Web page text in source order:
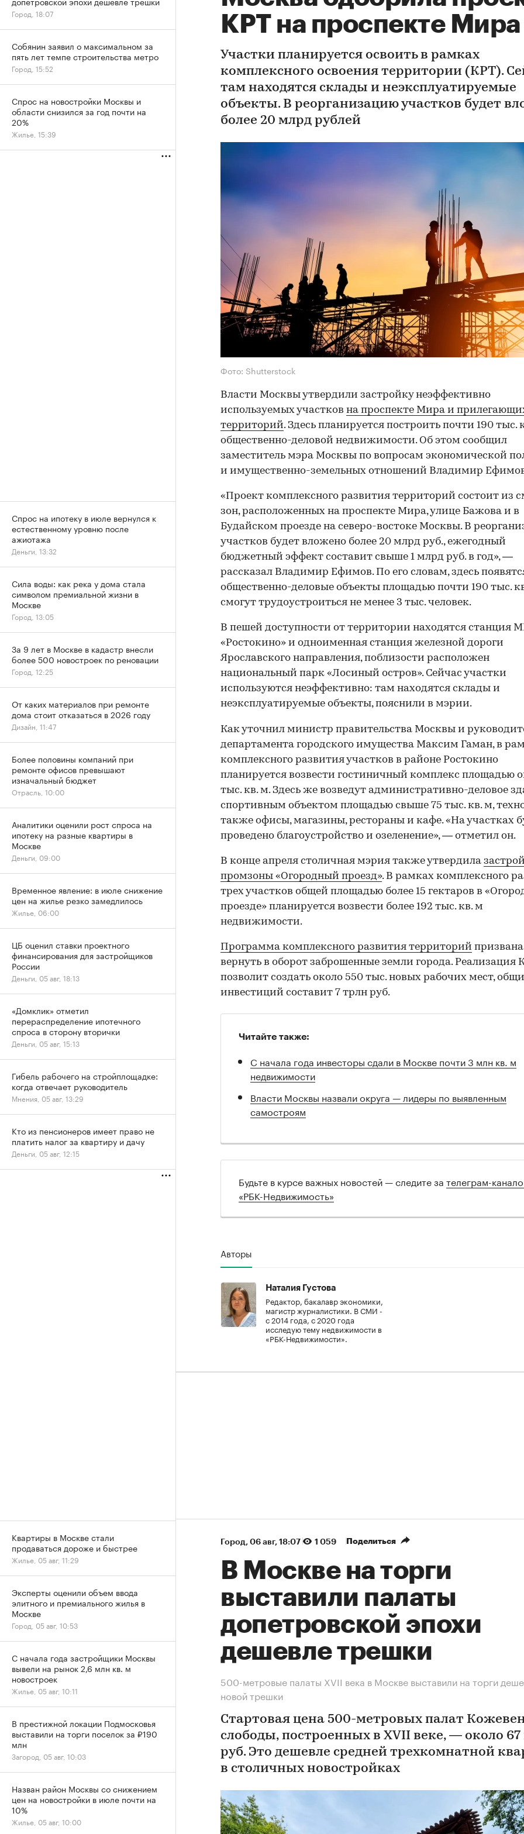
КРТ на проспекте Мира
Участки планируется освоить в рамках
комплексного освоения территории (КРТ).
там находятся склады и неэксплуатируемые
объекты. В реорганизацию участков будет
более 20 млрд рублей
Фото: Shutterstock
Власти Москвы утвердили застройку неэффективно
используемых участков на проспекте Мира и
территорий. Здесь планируется построить почти 190 тыс.
общественно-деловой недвижимости. Об этом сообщил
заместитель мэра Москвы по вопросам экономической
и имущественно-земельных отношений Владимир
«Проект комплексного развития территорий состоит из
зон, расположенных на проспекте Мира, улице Бажова и в
Будайском проезде на северо-востоке Москвы. В
участков будет вложено более 20 млрд руб., ежегодный
бюджетный эффект составит свыше 1 млрд руб. в год», —
рассказал Владимир Ефимов. По его словам, здесь
общественно-деловые объекты площадью почти 190 тыс.
смогут трудоустроиться не менее 3 тыс. человек.
В пешей доступности от территории находятся станция
«Ростокино» и одноименная станция железной дороги
Ярославского направления, поблизости расположен
национальный парк «Лосиный остров». Сейчас участки
используются неэффективно: там находятся склады и
неэксплуатируемые объекты, пояснили в мэрии.
Как уточнил министр правительства Москвы и
департамента городского имущества Максим Гаман, в
комплексного развития участков в районе Ростокино
планируется возвести гостиничный комплекс площадью
тыс. кв. м. Здесь же возведут административно-деловое
спортивным объектом площадью свыше 75 тыс. кв. м,
также офисы, магазины, рестораны и кафе. «На участках
проведено благоустройство и озеленение», — отметил он.
В конце апреля столичная мэрия также утвердила
промзоны «Огородный проезд». В рамках комплексного
трех участков общей площадью более 15 гектаров в
проезде» планируется возвести более 192 тыс. кв. м
недвижимости.
Программа комплексного развития территорий призвана
вернуть в оборот заброшенные земли города. Реализация
позволит создать около 550 тыс. новых рабочих мест,
инвестиций составит 7 трлн руб.
Читайте также:
С начала года инвесторы сдали в Москве почти 3 млн кв. м
недвижимости
Власти Москвы назвали округа — лидеры по выявленным
самостроям
Будьте в курсе важных новостей — следите за телеграм-
«РБК-Недвижимость»
Авторы
Наталия Густова
Редактор, бакалавр экономики,
магистр журналистики. В СМИ -
с 2014 года, с 2020 года
исследую тему недвижимости в
«РБК-Недвижимости».
Город⁠, 06 авг, 18:07 1 059 Поделиться
В Москве на торги
выставили палаты
допетровской эпохи
дешевле трешки
500-метровые палаты XVII века в Москве выставили на торги
новой трешки
Стартовая цена 500-метровых палат
слободы, построенных в XVII веке, — около
руб. Это дешевле средней трехкомнатной
в столичных новостройках
Город, 18:07
Собянин заявил о максимальном за
пять лет темпе строительства метро
Город, 15:52
Спрос на новостройки Москвы и
области снизился за год почти на
20%
Жилье, 15:39
Спрос на ипотеку в июле вернулся к
естественному уровню после
ажиотажа
Деньги, 13:32
Сила воды: как река у дома стала
символом премиальной жизни в
Москве
Город, 13:05
За 9 лет в Москве в кадастр внесли
более 500 новостроек по реновации
Город, 12:25
От каких материалов при ремонте
дома стоит отказаться в 2026 году
Дизайн, 11:47
Более половины компаний при
ремонте офисов превышают
изначальный бюджет
Отрасль, 10:00
Аналитики оценили рост спроса на
ипотеку на разные квартиры в
Москве
Деньги, 09:00
Временное явление: в июле снижение
цен на жилье резко замедлилось
Жилье, 06:00
ЦБ оценил ставки проектного
финансирования для застройщиков
России
Деньги, 05 авг, 18:13
«Домклик» отметил
перераспределение ипотечного
спроса в сторону вторички
Деньги, 05 авг, 15:13
Гибель рабочего на стройплощадке:
когда отвечает руководитель
Мнения, 05 авг, 13:29
Кто из пенсионеров имеет право не
платить налог за квартиру и дачу
Деньги, 05 авг, 12:15
Квартиры в Москве стали
продаваться дороже и быстрее
Жилье, 05 авг, 11:29
Эксперты оценили объем ввода
элитного и премиального жилья в
Москве
Город, 05 авг, 10:53
С начала года застройщики Москвы
вывели на рынок 2,6 млн кв. м
новостроек
Жилье, 05 авг, 10:11
В престижной локации Подмосковья
выставили на торги поселок за ₽190
млн
Загород, 05 авг, 10:03
Назван район Москвы со снижением
цен на новостройки в июле почти на
10%
Жилье, 05 авг, 10:00